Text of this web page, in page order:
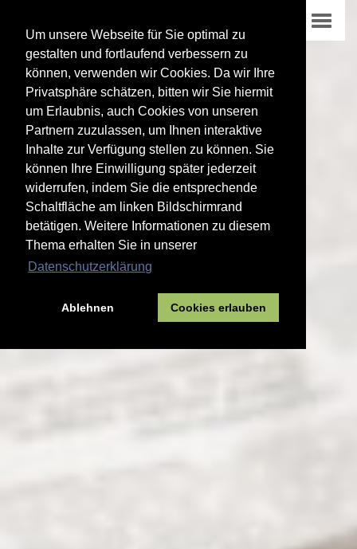
Um unsere Webseite für Sie optimal zu
gestalten und fortlaufend verbessern zu
können, verwenden wir Cookies. Da wir Ihre
Privatsphäre schätzen, bitten wir Sie hiermit
um Erlaubnis, auch Cookies von unseren
Partnern zuzulassen, um Ihnen interaktive
Inhalte zur Verfügung stellen zu können. Sie
können Ihre Einwilligung später jederzeit
widerrufen, indem Sie die entsprechende
Schaltfläche am linken Bildschirmrand
betätigen. Weitere Informationen zu diesem
Thema erhalten Sie in unserer
Datenschutzerklärung
Ablehnen Cookies erlauben